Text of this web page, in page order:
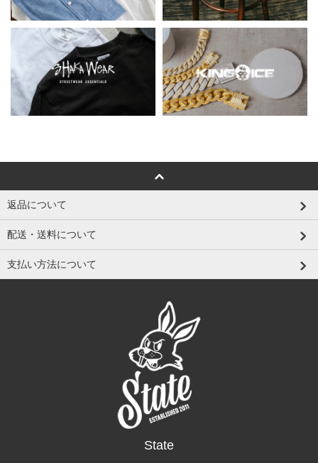
返品について
配送・送料について
支払い方法について
State